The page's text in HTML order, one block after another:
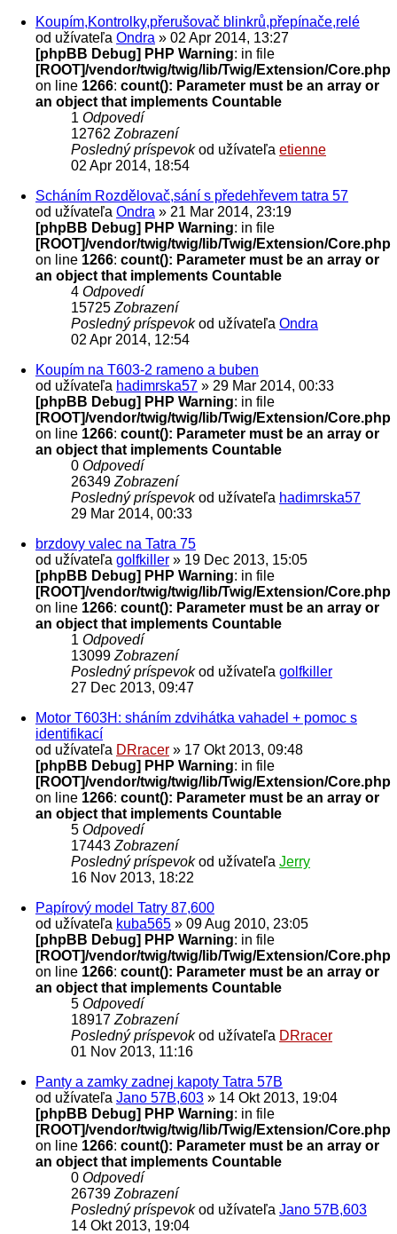
Koupím,Kontrolky,přerušovač blinkrů,přepínače,relé
od užívateľa Ondra » 02 Apr 2014, 13:27
[phpBB Debug] PHP Warning: in file
[ROOT]/vendor/twig/twig/lib/Twig/Extension/Core.php
on line 1266: count(): Parameter must be an array or
an object that implements Countable
1 Odpovedí
12762 Zobrazení
Posledný príspevokod užívateľa etienne
02 Apr 2014, 18:54
Scháním Rozdělovač,sání s předehřevem tatra 57
od užívateľa Ondra » 21 Mar 2014, 23:19
[phpBB Debug] PHP Warning: in file
[ROOT]/vendor/twig/twig/lib/Twig/Extension/Core.php
on line 1266: count(): Parameter must be an array or
an object that implements Countable
4 Odpovedí
15725 Zobrazení
Posledný príspevokod užívateľa Ondra
02 Apr 2014, 12:54
Koupím na T603-2 rameno a buben
od užívateľa hadimrska57 » 29 Mar 2014, 00:33
[phpBB Debug] PHP Warning: in file
[ROOT]/vendor/twig/twig/lib/Twig/Extension/Core.php
on line 1266: count(): Parameter must be an array or
an object that implements Countable
0 Odpovedí
26349 Zobrazení
Posledný príspevokod užívateľa hadimrska57
29 Mar 2014, 00:33
brzdovy valec na Tatra 75
od užívateľa golfkiller » 19 Dec 2013, 15:05
[phpBB Debug] PHP Warning: in file
[ROOT]/vendor/twig/twig/lib/Twig/Extension/Core.php
on line 1266: count(): Parameter must be an array or
an object that implements Countable
1 Odpovedí
13099 Zobrazení
Posledný príspevokod užívateľa golfkiller
27 Dec 2013, 09:47
Motor T603H: sháním zdvihátka vahadel + pomoc s
identifikací
od užívateľa DRracer » 17 Okt 2013, 09:48
[phpBB Debug] PHP Warning: in file
[ROOT]/vendor/twig/twig/lib/Twig/Extension/Core.php
on line 1266: count(): Parameter must be an array or
an object that implements Countable
5 Odpovedí
17443 Zobrazení
Posledný príspevokod užívateľa Jerry
16 Nov 2013, 18:22
Papírový model Tatry 87,600
od užívateľa kuba565 » 09 Aug 2010, 23:05
[phpBB Debug] PHP Warning: in file
[ROOT]/vendor/twig/twig/lib/Twig/Extension/Core.php
on line 1266: count(): Parameter must be an array or
an object that implements Countable
5 Odpovedí
18917 Zobrazení
Posledný príspevokod užívateľa DRracer
01 Nov 2013, 11:16
Panty a zamky zadnej kapoty Tatra 57B
od užívateľa Jano 57B,603 » 14 Okt 2013, 19:04
[phpBB Debug] PHP Warning: in file
[ROOT]/vendor/twig/twig/lib/Twig/Extension/Core.php
on line 1266: count(): Parameter must be an array or
an object that implements Countable
0 Odpovedí
26739 Zobrazení
Posledný príspevokod užívateľa Jano 57B,603
14 Okt 2013, 19:04